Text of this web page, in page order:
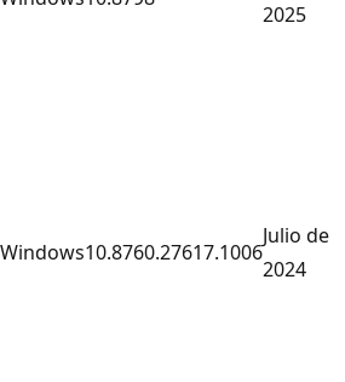
2025
Windows10.8760.27617.1006
Julio de
2024